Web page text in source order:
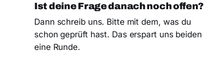
Ist deine Frage danach noch offen?
Dann schreib uns. Bitte mit dem, was du
schon geprüft hast. Das erspart uns beiden
eine Runde.